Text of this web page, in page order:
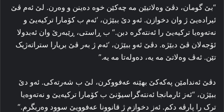
“بێ گومان، دڤێ وه‌لاتیێن مه‌ چه‌کێن خوه‌ ده‌ینن و وه‌رن. لێ ئه‌م ڤێ
ئیراده‌یێ ژ وان دخوازن. ئه‌و دێ ببێژن، ‘ئه‌م ب کۆمارا ترکیه‌یێ و
نه‌ته‌وه‌یا ترکیه‌یێ را ئه‌نته‌گره‌ دبن.“ ب ڕاستی، ڕێبه‌رێ وان ئەبدولا
ئۆجەلان ڤێ دبێژه‌. دڤێ ئه‌و ببێژن، ‘ئه‌م ژ به‌ر ڤێ بریارا ستراته‌ژیک
تێن. ئه‌ڤ وه‌لاتێ مه‌ یه‌، ده‌وله‌تا مه‌ یه‌.”
دڤێ ئه‌ندامێن پەکەکێ بهێنە عه‌فووکرن، لێ ب شه‌رته‌کی. ئه‌و دێ
ببێژن، “ئه‌ز ئارمانجا ئه‌نته‌گراسیۆنێ ب کۆمارا ترکیه‌یێ و نه‌ته‌وه‌یا
ترک را پارڤه‌ دکم. ئه‌ز دخوازم ژ قانوونا عه‌فوویێ سوود وه‌ربگرم.“